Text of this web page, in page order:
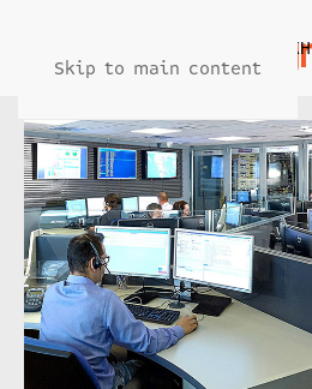
Skip to main content
ΑΡΧΙΚΗ